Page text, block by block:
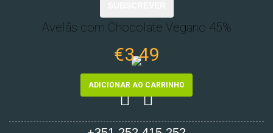
Avelãs com Chocolate Vegano 45%
€3.49
ADICIONAR AO CARRINHO